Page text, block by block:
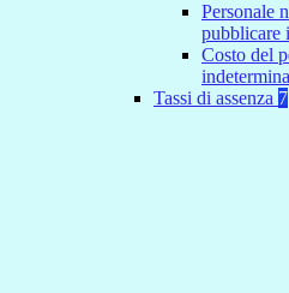
Personale
pubblicare
Costo del
Tassi di assenza 7